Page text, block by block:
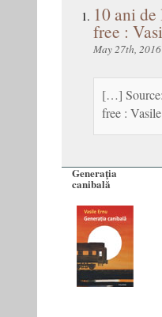
10 ani
free :
May 27th,
[…]
free :
Generaţia
canibală